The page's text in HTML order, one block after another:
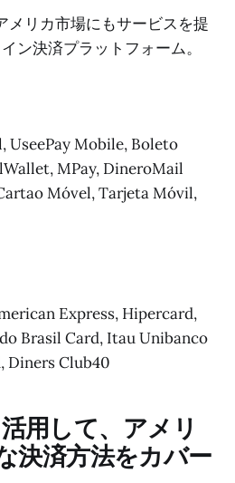
メリカ市場にもサービスを提
ン決済プラットフォーム。
UseePay Mobile, Boleto
MPay, DineroMail
Móvel, Tarjeta Móvil,
Express, Hipercard,
Brasil Card, Itau Unibanco
Diners Club40
用して、アメリ
決済方法をカバー